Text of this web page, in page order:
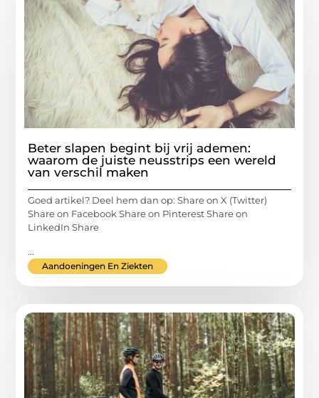
Beter slapen begint bij vrij ademen:
waarom de juiste neusstrips een wereld
van verschil maken
Goed artikel? Deel hem dan op: Share on X (Twitter)
Share on Facebook Share on Pinterest Share on
LinkedIn Share
...
Aandoeningen En Ziekten